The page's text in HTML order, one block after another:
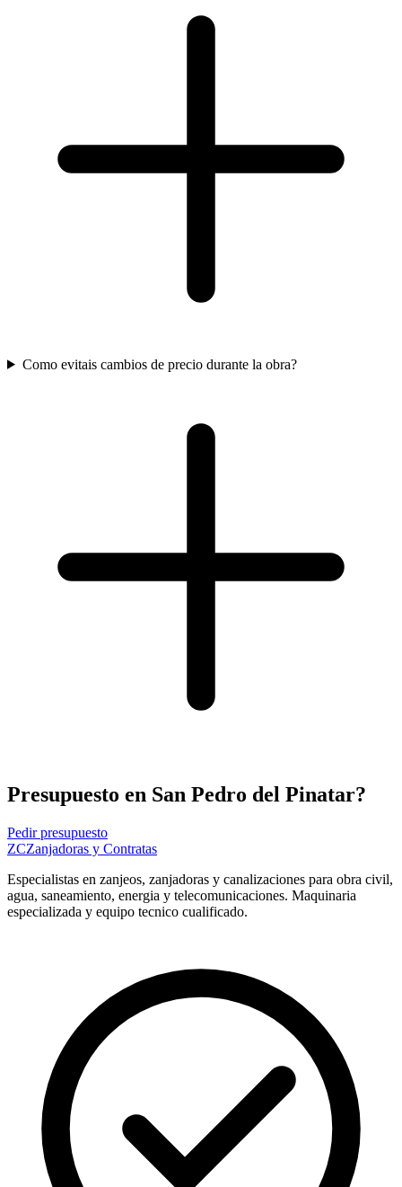
Como evitais cambios de precio durante la obra?
Presupuesto en San Pedro del Pinatar?
Pedir presupuesto
ZCZanjadoras y Contratas
Especialistas en zanjeos, zanjadoras y canalizaciones para obra civil,
agua, saneamiento, energia y telecomunicaciones. Maquinaria
especializada y equipo tecnico cualificado.